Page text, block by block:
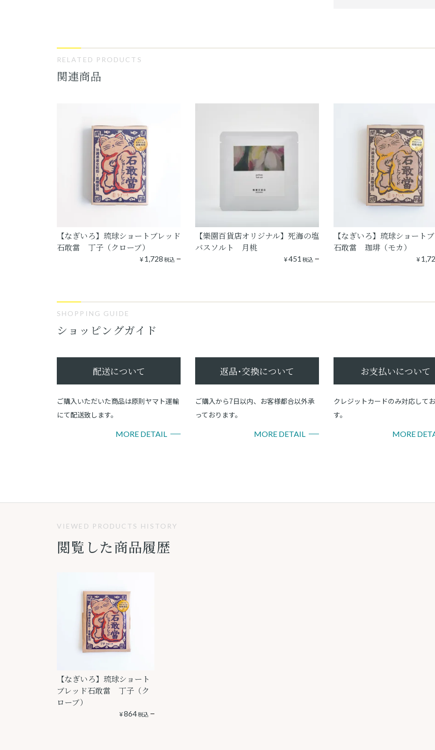
RELATED PRODUCTS
関連商品
【なぎいろ】琉球ショートブレッド
石敢當 丁子（クローブ）
¥1,728税込
【樂園百貨店オリジナル】死海の塩
バスソルト 月桃
¥451 税込
【なぎいろ】琉球ショート
石敢當 珈琲（モカ）
¥
SHOPPING GUIDE
ショッピングガイド
配送について
ご購入いただいた商品は原則ヤマト運輸
にて配送致します。
MORE DETAIL
返品･交換について
ご購入から7日以内、お客様都合以外承
っております。
MORE DETAIL
お支払いについて
クレジットカードのみ対応して
す。
MORE
VIEWED PRODUCTS HISTORY
閲覧した商品履歴
【なぎいろ】琉球ショート
ブレッド石敢當 丁子（ク
ローブ）
¥864税込